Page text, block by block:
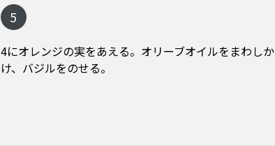
5
4にオレンジの実をあえる。オリーブオイルをまわしか
け、バジルをのせる。